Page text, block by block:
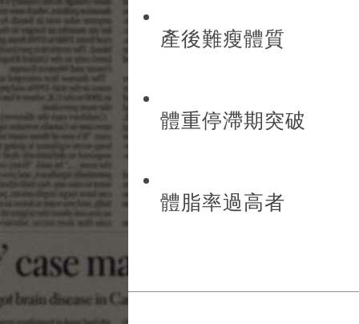
產後難瘦體質
體重停滯期突破
體脂率過高者